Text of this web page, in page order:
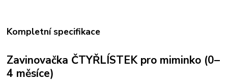
Kompletní specifikace
Zavinovačka ČTYŘLÍSTEK pro miminko (0–
4 měsíce)